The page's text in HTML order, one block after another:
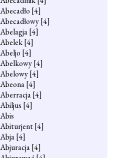
Abecadło [4]
Abecadłowy[4]
Abelagja[4]
Abelek[4]
Abeljo [4]
Abelkowy[4]
Abelowy[4]
Abeona[4]
Aberracja[4]
Abiljus [4]
Abis
Abiturjent[4]
Abja[4]
Abjuracja[4]